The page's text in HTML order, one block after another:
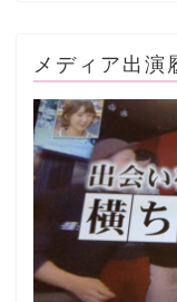
メディア出演